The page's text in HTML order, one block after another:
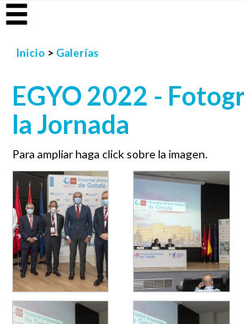
Inicio > Galerías
EGYO 2022 -
la Jornada
Para ampliar haga click sobre la imagen.